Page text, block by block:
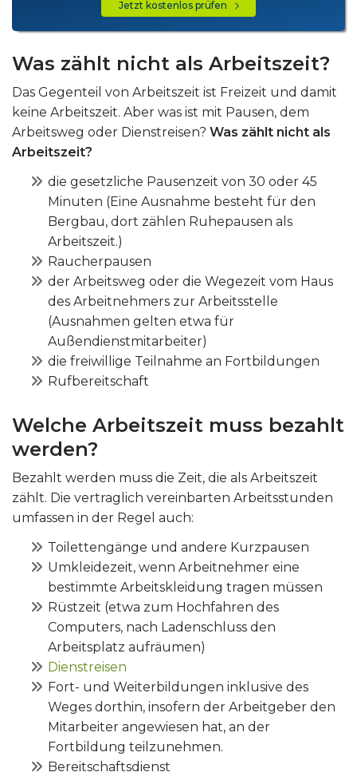
Jetzt kostenlos prüfen
Was zählt nicht als Arbeitszeit?
Das Gegenteil von Arbeitszeit ist Freizeit und damit
keine Arbeitszeit. Aber was ist mit Pausen, dem
Arbeitsweg oder Dienstreisen? Was zählt nicht als
Arbeitszeit?
die gesetzliche Pausenzeit von 30 oder 45
Minuten (Eine Ausnahme besteht für den
Bergbau, dort zählen Ruhepausen als
Arbeitszeit.)
Raucherpausen
der Arbeitsweg oder die Wegezeit vom Haus
des Arbeitnehmers zur Arbeitsstelle
(Ausnahmen gelten etwa für
Außendienstmitarbeiter)
die freiwillige Teilnahme an Fortbildungen
Rufbereitschaft
Welche Arbeitszeit muss bezahlt
werden?
Bezahlt werden muss die Zeit, die als Arbeitszeit
zählt. Die vertraglich vereinbarten Arbeitsstunden
umfassen in der Regel auch:
Toilettengänge und andere Kurzpausen
Umkleidezeit, wenn Arbeitnehmer eine
bestimmte Arbeitskleidung tragen müssen
Rüstzeit (etwa zum Hochfahren des
Computers, nach Ladenschluss den
Arbeitsplatz aufräumen)
Dienstreisen
Fort- und Weiterbildungen inklusive des
Weges dorthin, insofern der Arbeitgeber den
Mitarbeiter angewiesen hat, an der
Fortbildung teilzunehmen.
Bereitschaftsdienst